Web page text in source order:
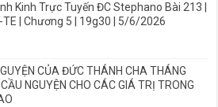
Kinh Trực Tuyến ĐC Stephano Bài 213 |
TE | Chương 5 | 19g30 | 5/6/2026
CỦA ĐỨC THÁNH CHA THÁNG
NGUYỆN CHO CÁC GIÁ TRỊ TRONG